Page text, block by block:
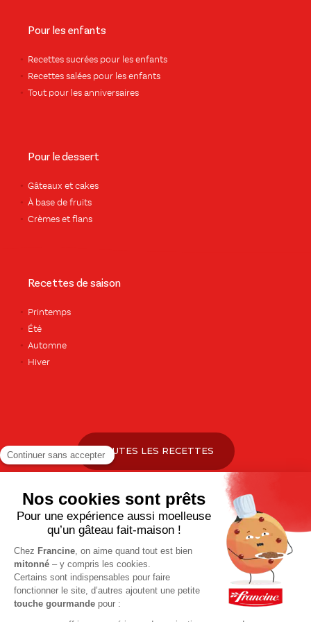
Pour les enfants
Recettes sucrées pour les enfants
Recettes salées pour les enfants
Tout pour les anniversaires
Pour le dessert
Gâteaux et cakes
À base de fruits
Crèmes et flans
Recettes de saison
Printemps
Été
Automne
Hiver
TOUTES LES RECETTES
Pour votre santé, pratiquez une activité physique régulière. Plus
d’infos surwww.mangerbouger.fr